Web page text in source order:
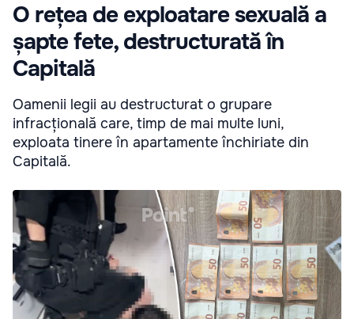
O rețea de exploatare sexuală a
șapte fete, destructurată în
Capitală
Oamenii legii au destructurat o grupare
infracțională care, timp de mai multe luni,
exploata tinere în apartamente închiriate din
Capitală.